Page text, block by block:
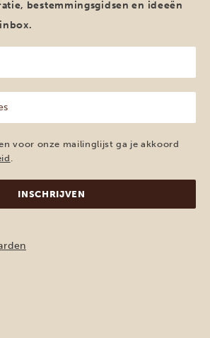
bestemmingsgidsen en ideeën
voor onze mailinglijst ga je akkoord
.